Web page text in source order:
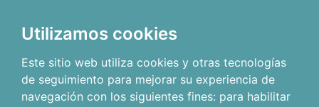
Utilizamos cookies
Este sitio web utiliza cookies y otras tecnologías
de seguimiento para mejorar su experiencia de
navegación con los siguientes fines: para habilitar